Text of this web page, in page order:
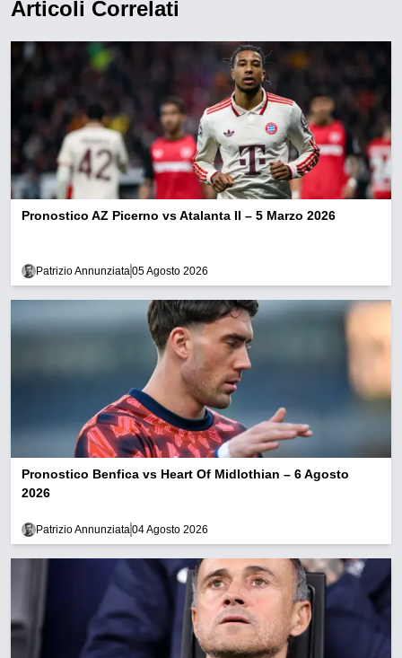
Articoli Correlati
Pronostico AZ Picerno vs Atalanta II – 5 Marzo 2026
Patrizio Annunziata05 Agosto 2026
Pronostico Benfica vs Heart Of Midlothian – 6 Agosto
2026
Patrizio Annunziata04 Agosto 2026